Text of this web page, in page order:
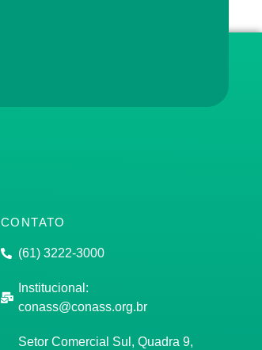
CONTATO
(61) 3222-3000
Institucional:
conass@conass.org.br
Setor Comercial Sul, Quadra 9,